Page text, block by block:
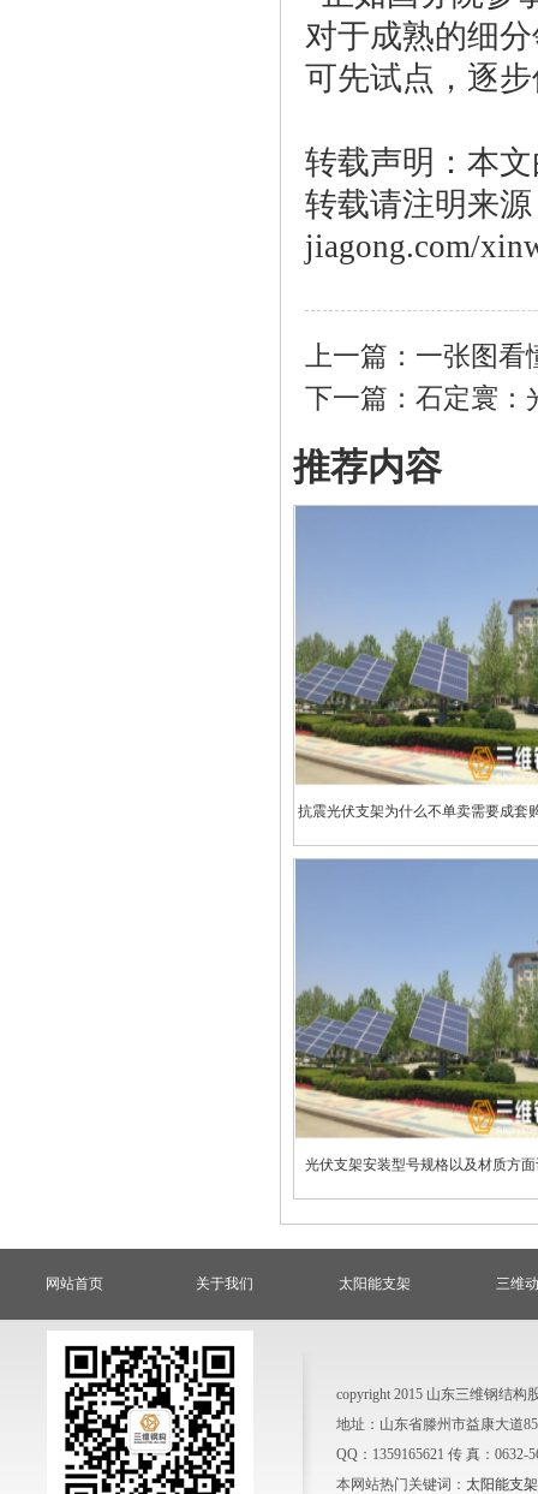
对于成熟的细
可先试点，逐
转载声明：本
转载请注明来
jiagong.com/
上一篇： 一张图看
下一篇： 石定寰：
推荐内容
抗震光伏支架为什么不单卖需要成套
光伏支架安装型号规格以及材质方
网站首页 关于我们 太阳能支架 三维
copyright 2015 山东三维钢结构
地址：山东省滕州市益康大道
QQ：1359165621 传 真：0632-
本网站热门关键词： 太阳能支架